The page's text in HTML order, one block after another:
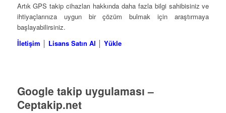
Artık GPS takip cihazları hakkında daha fazla bilgi sahibisiniz ve
ihtiyaçlarınıza uygun bir çözüm bulmak için araştırmaya
başlayabilirsiniz.
İletişim │ Lisans Satın Al │ Yükle
Google takip uygulaması –
Ceptakip.net